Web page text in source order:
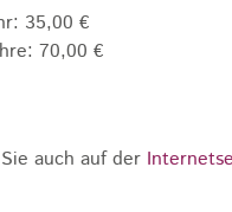
35,00 €
70,00 €
auch auf der